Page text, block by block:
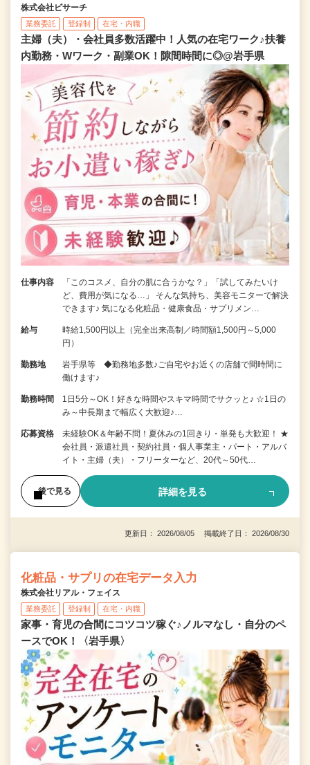
株式会社ビサーチ
業務委託 登録制 在宅・内職
主婦（夫）・会社員多数活躍中！人気の在宅ワーク♪扶養
内勤務・Wワーク・副業OK！隙間時間に◎@岩手県
仕事内容
「このコスメ、自分の肌に合うかな？」「試してみたいけ
ど、費用が気になる…」 そんな気持ち、美容モニターで解決
できます♪ 気になる化粧品・健康食品・サプリメン…
給与
時給1,500円以上（完全出来高制／時間額1,500円～5,000
円）
勤務地
岩手県等 ◆勤務地多数♪ご自宅やお近くの店舗で間時間に
働けます♪
勤務時間
1日5分～OK！好きな時間やスキマ時間でサクッと♪ ☆1日の
み～中長期まで幅広く大歓迎♪…
応募資格
未経験OK＆年齢不問！夏休みの1回きり・単発も大歓迎！ ★
会社員・派遣社員・契約社員・個人事業主・パート・アルバ
イト・主婦（夫）・フリーターなど、20代～50代…
後で見る 詳細を見る
更新日： 2026/08/05 掲載終了日： 2026/08/30
化粧品・サプリの在宅データ入力
株式会社リアル・フェイス
業務委託 登録制 在宅・内職
家事・育児の合間にコツコツ稼ぐ♪ノルマなし・自分のペ
ースでOK！〈岩手県〉